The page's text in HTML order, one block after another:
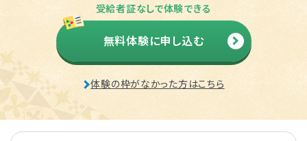
受給者証なしで体験できる
無料体験に申し込む
体験の枠がなかった方はこちら